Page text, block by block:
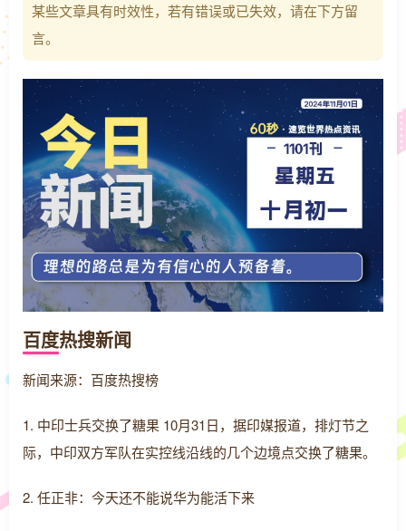
某些文章具有时效性，若有错误或已失效，请在下方留
言。
百度热搜新闻
新闻来源：百度热搜榜
1. 中印士兵交换了糖果 10月31日，据印媒报道，排灯节之
际，中印双方军队在实控线沿线的几个边境点交换了糖果。
2. 任正非：今天还不能说华为能活下来